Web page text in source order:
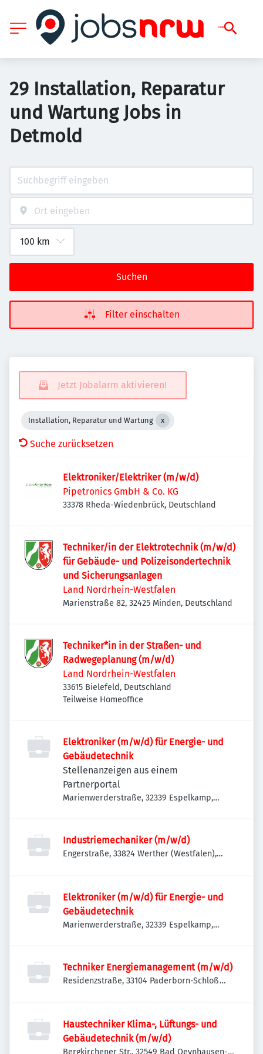
29 Installation, Reparatur
und Wartung Jobs in
Detmold
Suchen
Filter einschalten
Jetzt Jobalarm aktivieren!
Installation, Reparatur und Wartung
Suche zurücksetzen
Elektroniker/Elektriker (m/w/d)
Pipetronics GmbH & Co. KG
33378 Rheda-Wiedenbrück, Deutschland
Techniker/in der Elektrotechnik (m/w/d)
für Gebäude- und Polizeisondertechnik
und Sicherungsanlagen
Land Nordrhein-Westfalen
Marienstraße 82, 32425 Minden, Deutschland
Techniker*in in der Straßen- und
Radwegeplanung (m/w/d)
Land Nordrhein-Westfalen
33615 Bielefeld, Deutschland
Teilweise Homeoffice
Elektroniker (m/w/d) für Energie- und
Gebäudetechnik
Stellenanzeigen aus einem
Partnerportal
Marienwerderstraße, 32339 Espelkamp,
Industriemechaniker (m/w/d)
Engerstraße, 33824 Werther (Westfalen),
Elektroniker (m/w/d) für Energie- und
Gebäudetechnik
Marienwerderstraße, 32339 Espelkamp,
Techniker Energiemanagement (m/w/d)
Residenzstraße, 33104 Paderborn-Schloß
Haustechniker Klima-, Lüftungs- und
Gebäudetechnik (m/w/d)
Bergkirchener Str., 32549 Bad Oeynhausen-